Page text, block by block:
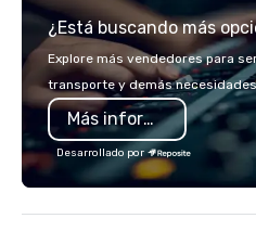
¿Está buscando más
Explore más vendedores para
transporte y demás
Más información
Desarrollado por